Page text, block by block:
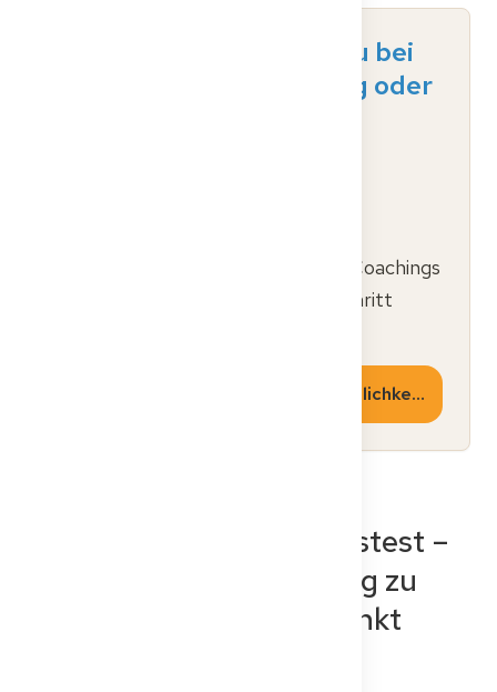
Du weißt nicht, wo du bei
der Kenntnisprüfung oder
Simulationen und Experten-Coachings
helfen dir, dich Schritt für Schritt
Erkunde deine Vorbereitungsmöglichkeiten.
Mehr als nur ein Wissenstest –
Was die Kenntnisprüfung zu
einem echten Wendepunkt